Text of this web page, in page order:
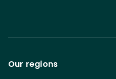
Our regions